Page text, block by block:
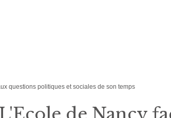
questions politiques et sociales de son temps